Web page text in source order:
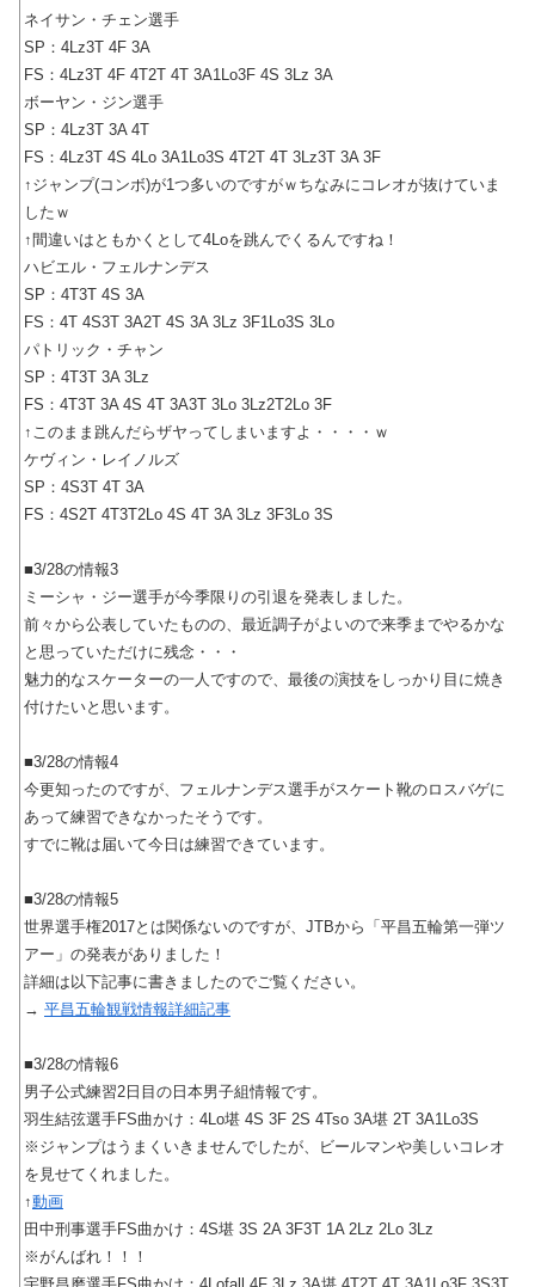
ネイサン・チェン選手
SP：4Lz3T 4F 3A
FS：4Lz3T 4F 4T2T 4T 3A1Lo3F 4S 3Lz 3A
ボーヤン・ジン選手
SP：4Lz3T 3A 4T
FS：4Lz3T 4S 4Lo 3A1Lo3S 4T2T 4T 3Lz3T 3A 3F
↑ジャンプ(コンボ)が1つ多いのですがｗちなみにコレオが抜けていま
したｗ
↑間違いはともかくとして4Loを跳んでくるんですね！
ハビエル・フェルナンデス
SP：4T3T 4S 3A
FS：4T 4S3T 3A2T 4S 3A 3Lz 3F1Lo3S 3Lo
パトリック・チャン
SP：4T3T 3A 3Lz
FS：4T3T 3A 4S 4T 3A3T 3Lo 3Lz2T2Lo 3F
↑このまま跳んだらザヤってしまいますよ・・・・ｗ
ケヴィン・レイノルズ
SP：4S3T 4T 3A
FS：4S2T 4T3T2Lo 4S 4T 3A 3Lz 3F3Lo 3S
■3/28の情報3
ミーシャ・ジー選手が今季限りの引退を発表しました。
前々から公表していたものの、最近調子がよいので来季までやるかな
と思っていただけに残念・・・
魅力的なスケーターの一人ですので、最後の演技をしっかり目に焼き
付けたいと思います。
■3/28の情報4
今更知ったのですが、フェルナンデス選手がスケート靴のロスバゲに
あって練習できなかったそうです。
すでに靴は届いて今日は練習できています。
■3/28の情報5
世界選手権2017とは関係ないのですが、JTBから「平昌五輪第一弾ツ
アー」の発表がありました！
詳細は以下記事に書きましたのでご覧ください。
→ 平昌五輪観戦情報詳細記事
■3/28の情報6
男子公式練習2日目の日本男子組情報です。
羽生結弦選手FS曲かけ：4Lo堪 4S 3F 2S 4Tso 3A堪 2T 3A1Lo3S
※ジャンプはうまくいきませんでしたが、ビールマンや美しいコレオ
を見せてくれました。
↑動画
田中刑事選手FS曲かけ：4S堪 3S 2A 3F3T 1A 2Lz 2Lo 3Lz
※がんばれ！！！